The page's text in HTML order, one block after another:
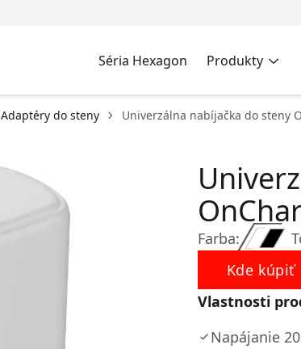
Séria Hexagon Produkty
Adaptéry do steny Univerzálna nabíjačka do steny
Farba:
Kde kúpiť
Vlastnosti
Napájanie 20